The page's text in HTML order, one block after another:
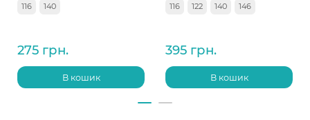
116 140
275 грн.
В кошик
116 122 140 146
395 грн.
В кошик